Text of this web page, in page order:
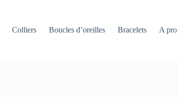
Colliers Boucles d’oreilles Bracelets A